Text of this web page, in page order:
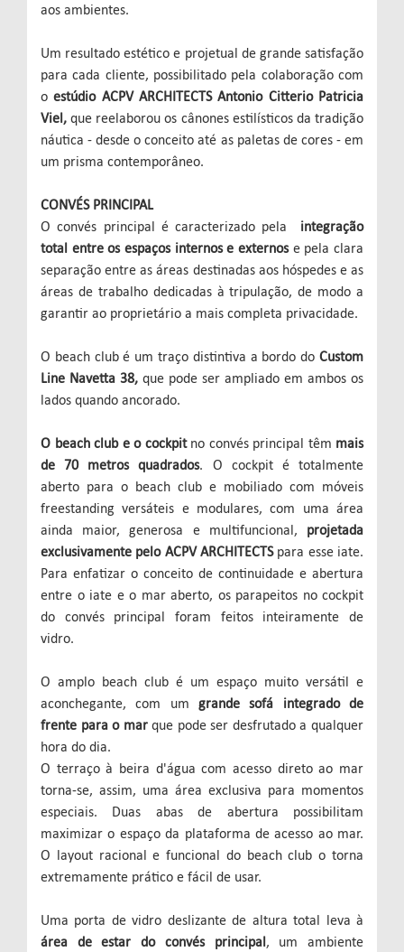
aos ambientes.
Um resultado estético e projetual de grande satisfação
para cada cliente, possibilitado pela colaboração com
o estúdio ACPV ARCHITECTS Antonio Citterio Patricia
Viel,que reelaborou os cânones estilísticos da tradição
náutica - desde o conceito até as paletas de cores - em
um prisma contemporâneo.
CONVÉS PRINCIPAL
O convés principal é caracterizado pela integração
total entre os espaços internos e externose pela clara
separação entre as áreas destinadas aos hóspedes e as
áreas de trabalho dedicadas à tripulação, de modo a
garantir ao proprietário a mais completa privacidade.
O beach club é um traço distintiva a bordo do Custom
Line Navetta 38, que pode ser ampliado em ambos os
lados quando ancorado.
O beach club e o cockpit no convés principal têm mais
de 70 metros quadrados. O cockpit é totalmente
aberto para o beach club e mobiliado com móveis
freestanding versáteis e modulares, com uma área
ainda maior, generosa e multifuncional, projetada
exclusivamente pelo ACPV ARCHITECTS para esse iate.
Para enfatizar o conceito de continuidade e abertura
entre o iate e o mar aberto, os parapeitos no cockpit
do convés principal foram feitos inteiramente de
vidro.
O amplo beach club é um espaço muito versátil e
aconchegante, com um grande sofá integrado de
frente para o marque pode ser desfrutado a qualquer
hora do dia.
O terraço à beira d'água com acesso direto ao mar
torna-se, assim, uma área exclusiva para momentos
especiais. Duas abas de abertura possibilitam
maximizar o espaço da plataforma de acesso ao mar.
O layout racional e funcional do beach club o torna
extremamente prático e fácil de usar.
Uma porta de vidro deslizante de altura total leva à
área de estar do convés principal, um ambiente